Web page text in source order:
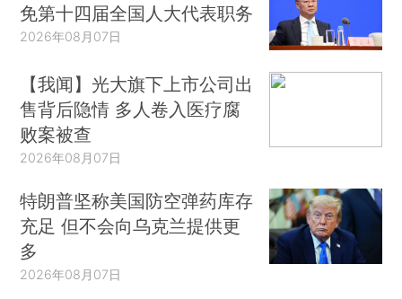
免第十四届全国人大代表职务
2026年08月07日
【我闻】光大旗下上市公司出
售背后隐情 多人卷入医疗腐
败案被查
2026年08月07日
特朗普坚称美国防空弹药库存
充足 但不会向乌克兰提供更
多
2026年08月07日